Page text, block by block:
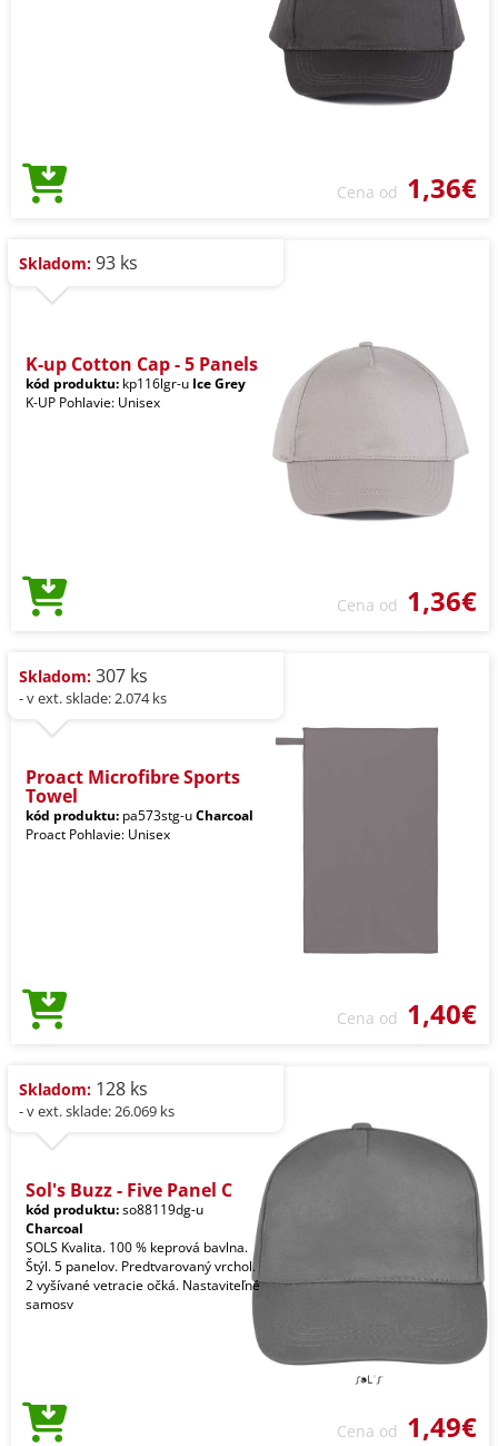
Cena od 1,36€
Skladom: 93 ks
K-up Cotton Cap - 5 Panels
kód produktu: kp116lgr-u Ice Grey
K-UP Pohlavie: Unisex
Cena od 1,36€
Skladom: 307 ks
- v ext. sklade: 2.074 ks
Proact Microfibre Sports
Towel
kód produktu: pa573stg-uCharcoal
Proact Pohlavie: Unisex
Cena od 1,40€
Skladom: 128 ks
- v ext. sklade: 26.069 ks
Sol's Buzz - Five Panel C
kód produktu:so88119dg-u
Charcoal
SOLS Kvalita. 100 % keprová bavlna.
Štýl. 5 panelov. Predtvarovaný vrchol.
2 vyšívané vetracie očká. Nastaviteľné
samosv
Cena od 1,49€